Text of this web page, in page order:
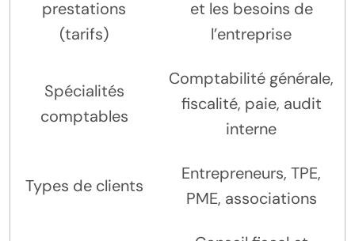
prestations
(tarifs)
et les besoins de
l’entreprise
Spécialités
comptables
Comptabilité générale,
fiscalité, paie, audit
interne
Types de clients
Entrepreneurs, TPE,
PME, associations